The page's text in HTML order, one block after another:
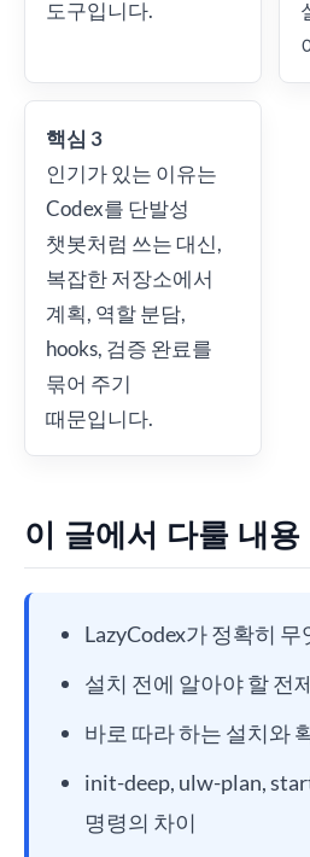
도구입니다.
핵심 3
인기가 있는 이유는
Codex를 단발성
챗봇처럼 쓰는 대신,
복잡한 저장소에서
계획, 역할 분담,
hooks, 검증 완료를
묶어 주기
때문입니다.
이 글에서 다룰 내용
LazyCodex가 정확히 무
설치 전에 알아야 할 전
바로 따라 하는 설치와
init-deep, ulw-plan,
명령의 차이